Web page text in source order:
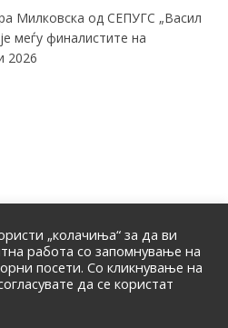
Милковска од СЕПУГС „Васил
меѓу финалистите на
2026
„колачиња“ за да ви
работа со запомнување на
посети. Со кликнување на
да се користат